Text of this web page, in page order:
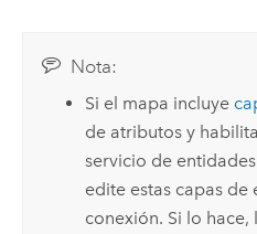
Nota:
Si el mapa incluye
de atributos y
servicio de
edite estas capas de
conexión. Si lo hace,